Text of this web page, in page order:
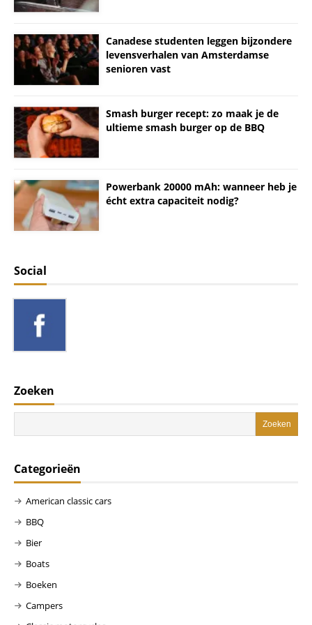
Canadese studenten leggen bijzondere
levensverhalen van Amsterdamse
senioren vast
Smash burger recept: zo maak je de
ultieme smash burger op de BBQ
Powerbank 20000 mAh: wanneer heb je
écht extra capaciteit nodig?
Social
Zoeken
Categorieën
American classic cars
BBQ
Bier
Boats
Boeken
Campers